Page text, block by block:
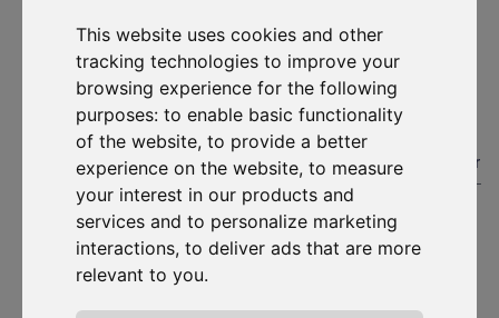
This website uses cookies and other
tracking technologies to improve your
browsing experience for the following
purposes: to enable basic functionality
of the website, to provide a better
experience on the website, to measure
your interest in our products and
services and to personalize marketing
interactions, to deliver ads that are more
relevant to you.
contacté à des fins de prospection commerciale.
S'abonner
Solutions
#1. Carbon Cockpit
Académie
D-
Carbonize
À propos
Rencontrez
l'équipe
Rejoignez-
Mises à
Ressources
Etudes de cas
Blog
Webinaires
Média
contacter
Contactez-
au Carbon